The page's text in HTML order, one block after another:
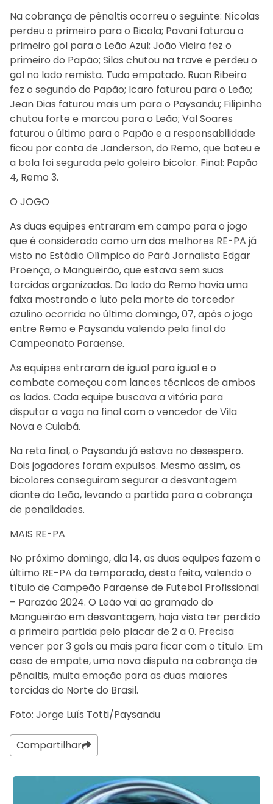
Na cobrança de pênaltis ocorreu o seguinte: Nícolas
perdeu o primeiro para o Bicola; Pavani faturou o
primeiro gol para o Leão Azul; João Vieira fez o
primeiro do Papão; Silas chutou na trave e perdeu o
gol no lado remista. Tudo empatado. Ruan Ribeiro
fez o segundo do Papão; Icaro faturou para o Leão;
Jean Dias faturou mais um para o Paysandu; Filipinho
chutou forte e marcou para o Leão; Val Soares
faturou o último para o Papão e a responsabilidade
ficou por conta de Janderson, do Remo, que bateu e
a bola foi segurada pelo goleiro bicolor. Final: Papão
4, Remo 3.
O JOGO
As duas equipes entraram em campo para o jogo
que é considerado como um dos melhores RE-PA já
visto no Estádio Olímpico do Pará Jornalista Edgar
Proença, o Mangueirão, que estava sem suas
torcidas organizadas. Do lado do Remo havia uma
faixa mostrando o luto pela morte do torcedor
azulino ocorrida no último domingo, 07, após o jogo
entre Remo e Paysandu valendo pela final do
Campeonato Paraense.
As equipes entraram de igual para igual e o
combate começou com lances técnicos de ambos
os lados. Cada equipe buscava a vitória para
disputar a vaga na final com o vencedor de Vila
Nova e Cuiabá.
Na reta final, o Paysandu já estava no desespero.
Dois jogadores foram expulsos. Mesmo assim, os
bicolores conseguiram segurar a desvantagem
diante do Leão, levando a partida para a cobrança
de penalidades.
MAIS RE-PA
No próximo domingo, dia 14, as duas equipes fazem o
último RE-PA da temporada, desta feita, valendo o
título de Campeão Paraense de Futebol Profissional
– Parazão 2024. O Leão vai ao gramado do
Mangueirão em desvantagem, haja vista ter perdido
a primeira partida pelo placar de 2 a 0. Precisa
vencer por 3 gols ou mais para ficar com o título. Em
caso de empate, uma nova disputa na cobrança de
pênaltis, muita emoção para as duas maiores
torcidas do Norte do Brasil.
Foto: Jorge Luís Totti/Paysandu
Compartilhar